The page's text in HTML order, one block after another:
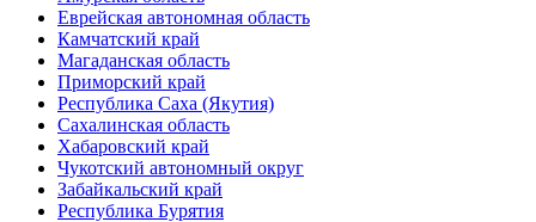
Еврейская автономная область
Камчатский край
Магаданская область
Приморский край
Республика Саха (Якутия)
Сахалинская область
Хабаровский край
Чукотский автономный округ
Забайкальский край
Республика Бурятия